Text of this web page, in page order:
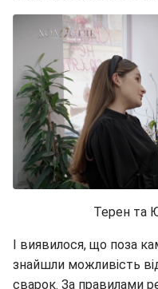
Терен та
І виявилося, що поза
знайшли можливість
сварок. За правилами